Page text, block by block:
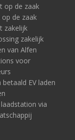
op de zaak
op de zaak
zakelijk
zakelijk
van Alfen
voor
betaald EV laden
via